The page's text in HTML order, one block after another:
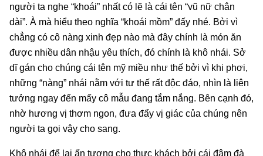
người ta nghe “khoái” nhất có lẽ là cái tên “vũ nữ chân
dài”. À mà hiểu theo nghĩa “khoái mồm” đấy nhé. Bởi vì
chẳng có cô nàng xinh đẹp nào mà đây chính là món ăn
được nhiều dân nhậu yêu thích, đó chính là khô nhái. Sở
dĩ gán cho chúng cái tên mỹ miều như thế bởi vì khi phơi,
những “nàng” nhái nằm với tư thế rất độc đáo, nhìn là liên
tưởng ngay đến mấy cô mẫu đang tắm nắng. Bên cạnh đó,
nhờ hương vị thơm ngon, đưa đẩy vị giác của chúng nên
người ta gọi vậy cho sang.
Khô nhái để lại ấn tượng cho thực khách bởi cái đậm đà